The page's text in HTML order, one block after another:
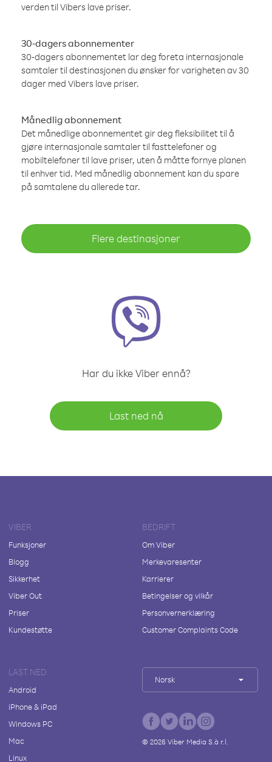
verden til Vibers lave priser.
30-dagers abonnementer
30-dagers abonnementet lar deg foreta internasjonale
samtaler til destinasjonen du ønsker for varigheten av 30
dager med Vibers lave priser.
Månedlig abonnement
Det månedlige abonnementet gir deg fleksibilitet til å
gjøre internasjonale samtaler til fasttelefoner og
mobiltelefoner til lave priser, uten å måtte fornye planen
til enhver tid. Med månedlig abonnement kan du spare
på samtalene du allerede tar.
Flere destinasjoner
Har du ikke Viber ennå?
Last ned nå
VIBER
Funksjoner
Blogg
Sikkerhet
Viber Out
Priser
Kundestøtte
BEDRIFT
Om Viber
Merkevaresenter
Karrierer
Betingelser og vilkår
Personvernerklæring
Customer Complaints Code
LAST NED
Android
iPhone & iPad
Windows PC
Mac
Linux
Norsk
© 2026Viber Media S.à r.l.